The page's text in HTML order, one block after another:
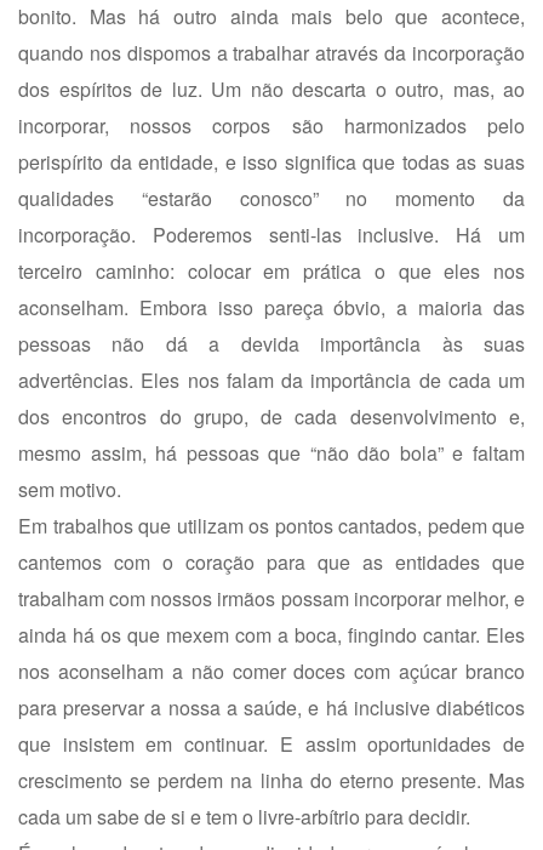
bonito. Mas há outro ainda mais belo que acontece,
quando nos dispomos a trabalhar através da incorporação
dos espíritos de luz. Um não descarta o outro, mas, ao
incorporar, nossos corpos são harmonizados pelo
perispírito da entidade, e isso significa que todas as suas
qualidades “estarão conosco” no momento da
incorporação. Poderemos senti-las inclusive. Há um
terceiro caminho: colocar em prática o que eles nos
aconselham. Embora isso pareça óbvio, a maioria das
pessoas não dá a devida importância às suas
advertências. Eles nos falam da importância de cada um
dos encontros do grupo, de cada desenvolvimento e,
mesmo assim, há pessoas que “não dão bola” e faltam
sem motivo.
Em trabalhos que utilizam os pontos cantados, pedem que
cantemos com o coração para que as entidades que
trabalham com nossos irmãos possam incorporar melhor, e
ainda há os que mexem com a boca, fingindo cantar. Eles
nos aconselham a não comer doces com açúcar branco
para preservar a nossa a saúde, e há inclusive diabéticos
que insistem em continuar. E assim oportunidades de
crescimento se perdem na linha do eterno presente. Mas
cada um sabe de si e tem o livre-arbítrio para decidir.